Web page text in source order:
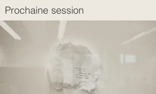
Prochaine session